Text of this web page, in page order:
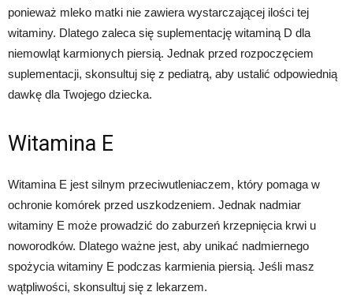
ponieważ mleko matki nie zawiera wystarczającej ilości tej
witaminy. Dlatego zaleca się suplementację witaminą D dla
niemowląt karmionych piersią. Jednak przed rozpoczęciem
suplementacji, skonsultuj się z pediatrą, aby ustalić odpowiednią
dawkę dla Twojego dziecka.
Witamina E
Witamina E jest silnym przeciwutleniaczem, który pomaga w
ochronie komórek przed uszkodzeniem. Jednak nadmiar
witaminy E może prowadzić do zaburzeń krzepnięcia krwi u
noworodków. Dlatego ważne jest, aby unikać nadmiernego
spożycia witaminy E podczas karmienia piersią. Jeśli masz
wątpliwości, skonsultuj się z lekarzem.